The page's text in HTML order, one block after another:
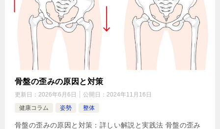
骨盤の歪みの原因と対策
更新日： 2026年6月6日 公開日： 2024年11月16日
健康コラム
姿勢 整体
骨盤の歪みの原因と対策：詳しい解説と実践法 骨盤の歪み